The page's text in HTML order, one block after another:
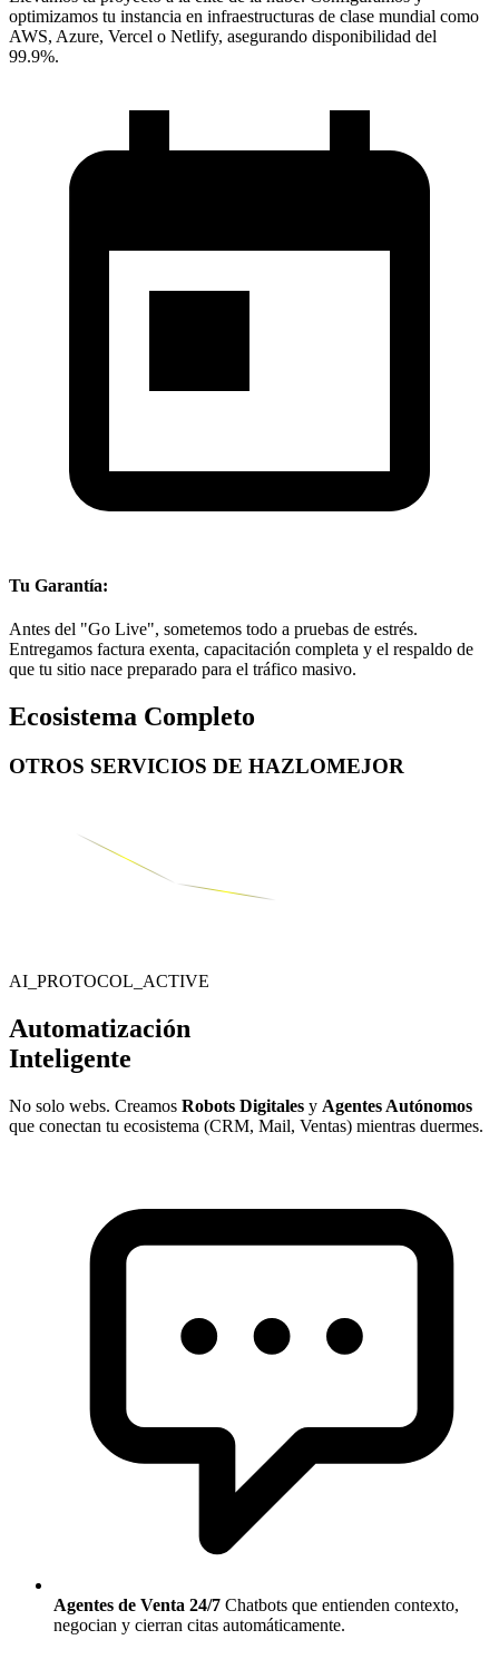
optimizamos tu instancia en infraestructuras de clase mundial como
AWS, Azure, Vercel o Netlify, asegurando disponibilidad del
99.9%.
Tu Garantía:
Antes del "Go Live", sometemos todo a pruebas de estrés.
Entregamos factura exenta, capacitación completa y el respaldo de
que tu sitio nace preparado para el tráfico masivo.
Ecosistema Completo
OTROS SERVICIOS DE HAZLOMEJOR
AI_PROTOCOL_ACTIVE
Automatización
Inteligente
No solo webs. Creamos Robots Digitales y Agentes Autónomos
que conectan tu ecosistema (CRM, Mail, Ventas) mientras duermes.
Agentes de Venta 24/7 Chatbots que entienden contexto,
negocian y cierran citas automáticamente.